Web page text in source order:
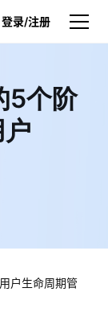
登录/注册
5个阶
用户生命周期管